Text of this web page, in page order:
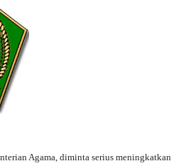
Agama, diminta serius meningkatkan